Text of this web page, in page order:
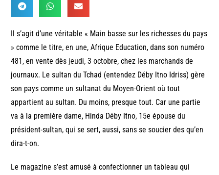
Il s’agit d’une véritable « Main basse sur les richesses du pays
» comme le titre, en une, Afrique Education, dans son numéro
481, en vente dès jeudi, 3 octobre, chez les marchands de
journaux. Le sultan du Tchad (entendez Déby Itno Idriss) gère
son pays comme un sultanat du Moyen-Orient où tout
appartient au sultan. Du moins, presque tout. Car une partie
va à la première dame, Hinda Déby Itno, 15e épouse du
président-sultan, qui se sert, aussi, sans se soucier des qu’en
dira-t-on.
Le magazine s’est amusé à confectionner un tableau qui